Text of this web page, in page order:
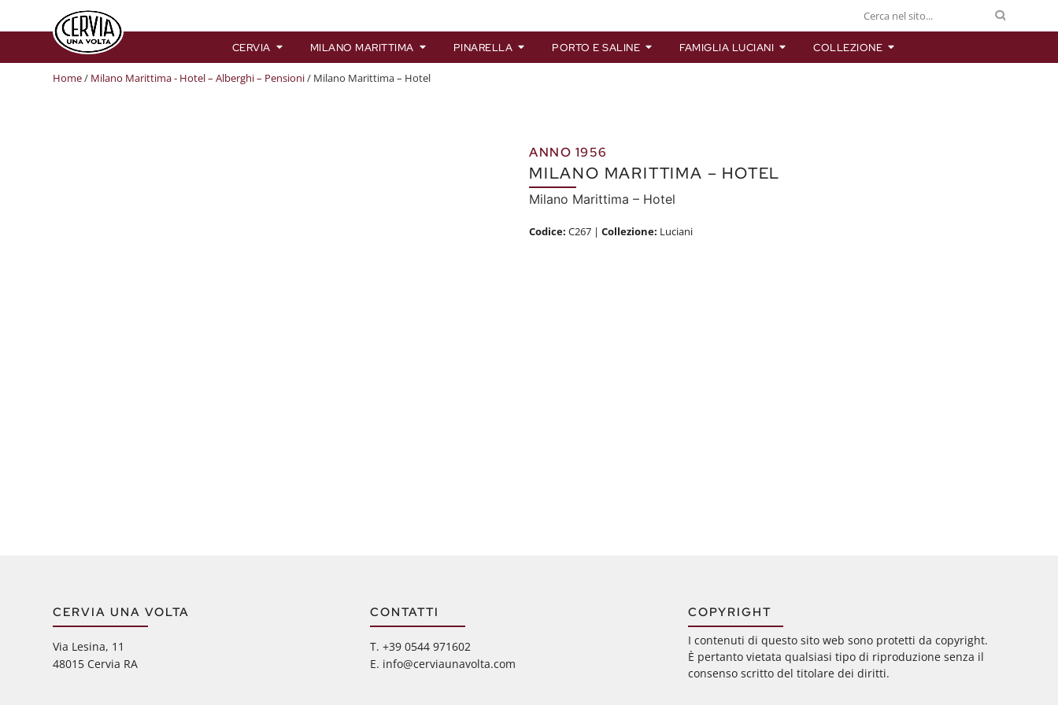
CERVIA MILANO MARITTIMA PINARELLA PORTO E SALINE FAMIGLIA LUCIANI COLLEZIONE
Home/ Milano Marittima - Hotel – Alberghi – Pensioni/ Milano Marittima – Hotel
ANNO 1956
MILANO MARITTIMA – HOTEL
Milano Marittima – Hotel
Codice: C267 | Collezione: Luciani
CERVIA UNA VOLTA
Via Lesina, 11
48015 Cervia RA
CONTATTI
‭T. +39 0544 971602
E. info@cerviaunavolta.com
COPYRIGHT
I contenuti di questo sito web sono protetti da copyright.
È pertanto vietata qualsiasi tipo di riproduzione senza il
consenso scritto del titolare dei diritti.